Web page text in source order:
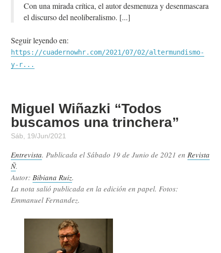
Con una mirada crítica, el autor desmenuza y desenmascara
el discurso del neoliberalismo.
Seguir leyendo en:
https://cuadernowhr.com/2021/07/02/altermundismo-
y-r...
Miguel Wiñazki “Todos
buscamos una trinchera”
Sáb, 19/Jun/2021
Entrevista. Publicada elSábado 19 de Junio de 2021 enRevista
Ñ.
Autor:Bibiana Ruiz.
La nota salió publicada en la edición en papel. Fotos:
Emmanuel Fernandez.